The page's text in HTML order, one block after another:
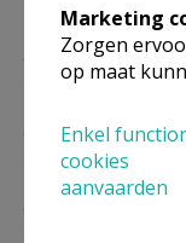
25/04
9.00
9.00
9.00
Marketing
Zorgen
op maat
Enkel
cookies
aanvaarden